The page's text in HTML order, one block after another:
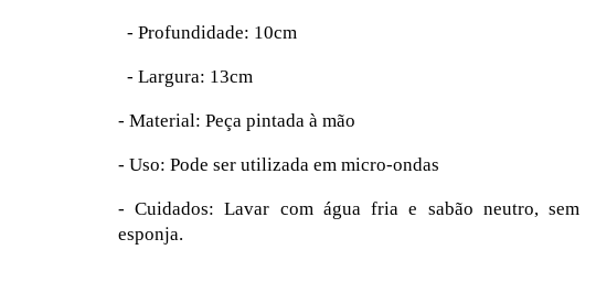
- Profundidade: 10cm
- Largura: 13cm
- Material: Peça pintada à mão
- Uso: Pode ser utilizada em micro-ondas
- Cuidados: Lavar com água fria e sabão neutro, sem
esponja.